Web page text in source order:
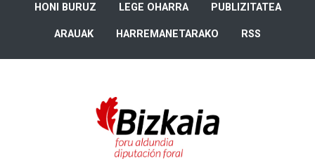
HONI BURUZ LEGE OHARRA PUBLIZITATEA
ARAUAK HARREMANETARAKO RSS